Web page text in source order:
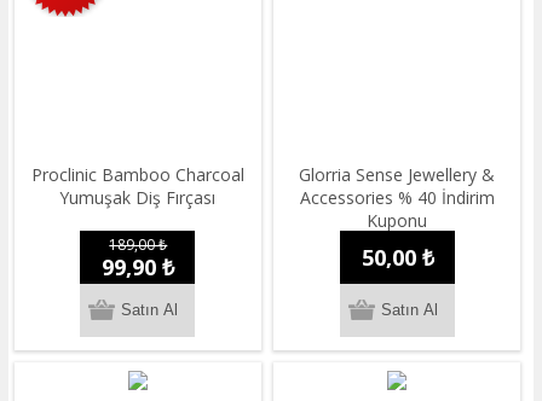
Proclinic Bamboo Charcoal
Yumuşak Diş Fırçası
189,00 ₺
99,90 ₺
Glorria Sense Jewellery &
Accessories % 40 İndirim
Kuponu
50,00 ₺